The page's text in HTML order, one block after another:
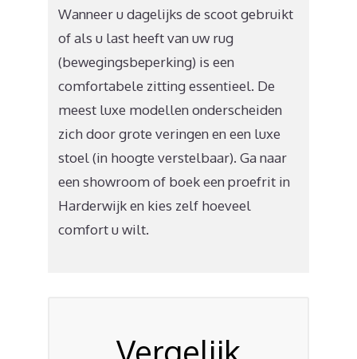
Wanneer u dagelijks de scoot gebruikt
of als u last heeft van uw rug
(bewegingsbeperking) is een
comfortabele zitting essentieel. De
meest luxe modellen onderscheiden
zich door grote veringen en een luxe
stoel (in hoogte verstelbaar). Ga naar
een showroom of boek een proefrit in
Harderwijk en kies zelf hoeveel
comfort u wilt.
Vergelijk